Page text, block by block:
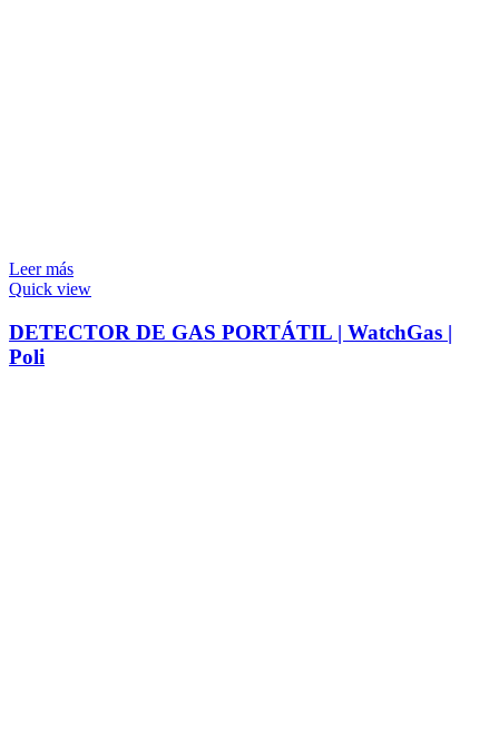
Leer más
Quick view
DETECTOR DE GAS PORTÁTIL | WatchGas |
Poli